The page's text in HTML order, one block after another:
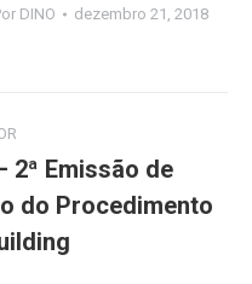
DINO dezembro 21, 2018
2ª Emissão de
do Procedimento